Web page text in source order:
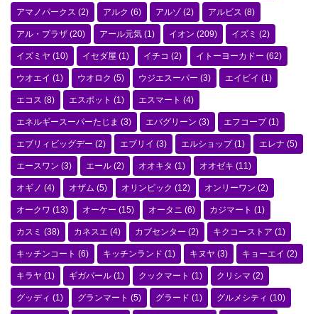
アマノパークス (2) アルク (6) アルゾ(2) アルビス (8)
アル・プラザ (20) アール元気 (1) イオン (209) イズミ (2)
イズミヤ (10) イセダ屋 (1) イチコ (2) イトーヨーカドー (62)
ウオエイ (1) ウオロク (5) ウジエスーパー (3) エイビイ (1)
エコス (8) エスポット (1) エスマート (4)
エネルギースーパーたじま (3) エバグリーン (3) エフコープ(1)
エブリィビッグデー (2) エブリイ (3) エルショップ(1) エレナ (5)
エースワン (3) エール (2) オオキタ (1) オオゼキ (11)
オギノ (4) オザム (5) オリンピック (12) オンリーワン (2)
オークワ (13) オーケー (15) オータニ (6) カジマート (1)
カスミ (38) カネスエ (4) カブセンター (2) キクコーストア (1)
キッチンコート (6) キッチンランド (1) キヌヤ (3) キョーエイ (2)
キラヤ (1) ギガパール (1) クックマート (1) クリシマ (2)
グッディ (1) グランマート (5) グラード (1) グルメシティ (10)